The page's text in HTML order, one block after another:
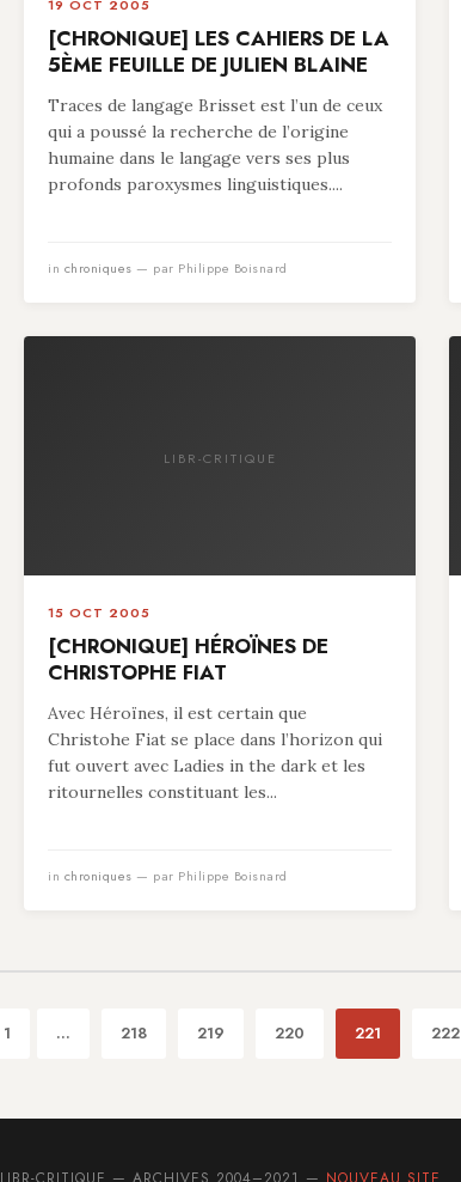
19 OCT 2005
[CHRONIQUE] LES CAHIERS DE LA
5ÈME FEUILLE DE JULIEN BLAINE
Traces de langage Brisset est l’un de ceux
qui a poussé la recherche de l’origine
humaine dans le langage vers ses plus
profonds paroxysmes linguistiques....
in chroniques — par Philippe Boisnard
LIBR-CRITIQUE
15 OCT 2005
[CHRONIQUE] HÉROÏNES DE
CHRISTOPHE FIAT
Avec Héroïnes, il est certain que
Christohe Fiat se place dans l’horizon qui
fut ouvert avec Ladies in the dark et les
ritournelles constituant les...
in chroniques — par Philippe Boisnard
1 ... 218 219 220 221 222